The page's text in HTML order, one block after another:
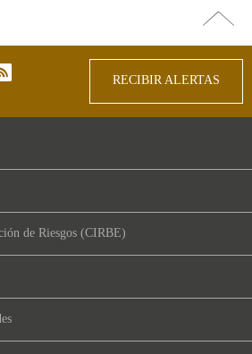
arriba
rss
RECIBIR ALERTAS
de Riesgos (CIRBE)